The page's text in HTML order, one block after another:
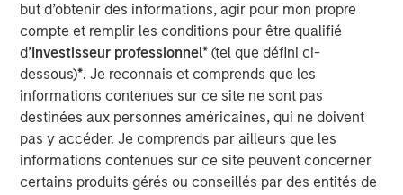
but d’obtenir des informations, agir pour mon propre
compte et remplir les conditions pour être qualifié
d’Investisseur professionnel*(tel que défini ci-
dessous)*. Je reconnais et comprends que les
informations contenues sur ce site ne sont pas
destinées aux personnes américaines, qui ne doivent
pas y accéder. Je comprends par ailleurs que les
informations contenues sur ce site peuvent concerner
certains produits gérés ou conseillés par des entités de
related organizations from its own resources in
connection with the Calvert US Large-Cap Diversity,
Equity and Inclusion Index ETF (NYSE Arca: CDEI).
Von Hughes, Managing Director and head of Calvert
expressed his support for the MSIM contribution noting
that ANY is a natural choice because the organization
embodies the Calvert Principles for Responsible Investing
(the Calvert Principles).